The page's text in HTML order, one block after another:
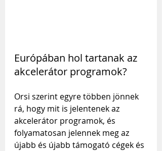
Európában hol tartanak az
akcelerátor programok?
Orsi szerint egyre többen jönnek
rá, hogy mit is jelentenek az
akcelerátor programok, és
folyamatosan jelennek meg az
újabb és újabb támogató cégek és